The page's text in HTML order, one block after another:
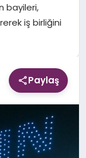
bayileri,
iş birliğini
Paylaş